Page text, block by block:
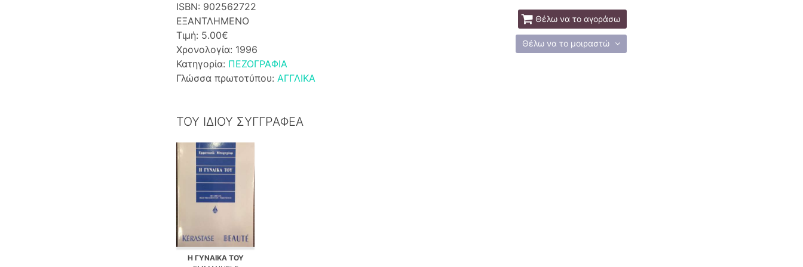
ISBN: 902562722
ΕΞΑΝΤΛΗΜΕΝΟ
Τιμή: 5.00€
Χρονολογία: 1996
Κατηγορία: ΠΕΖΟΓΡΑΦΙΑ
Γλώσσα πρωτοτύπου: ΑΓΓΛΙΚΑ
Θέλω να το αγοράσω
Θέλω να το μοιραστώ
ΤΟΥ ΙΔΙΟΥ ΣΥΓΓΡΑΦΕΑ
Η ΓΥΝΑΙΚΑ ΤΟΥ